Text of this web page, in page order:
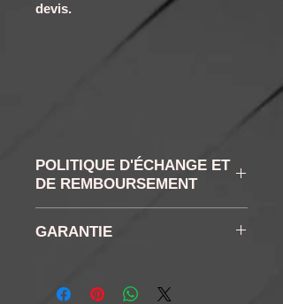
devis.
POLITIQUE D'ÉCHANGE ET
DE REMBOURSEMENT
droit de rétractation de 14
GARANTIE